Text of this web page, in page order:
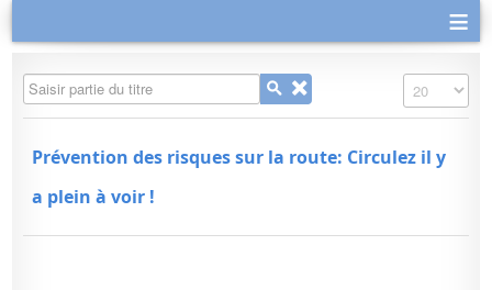
≡
Saisir partie du titre Affichage #
Prévention des risques sur la route: Circulez il y
a plein à voir !